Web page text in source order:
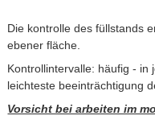
Die kontrolle des füllstands
ebener fläche.
Kontrollintervalle: häufig - in
leichteste beeinträchtigung
Vorsicht bei arbeiten im